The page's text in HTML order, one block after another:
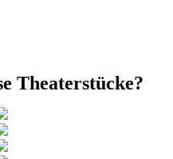
Theaterstücke?